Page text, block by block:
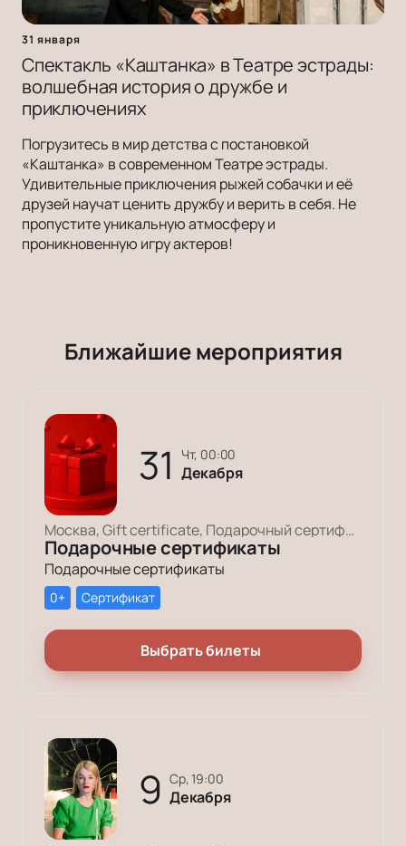
31 января
Спектакль «Каштанка» в Театре эстрады:
волшебная история о дружбе и
приключениях
Погрузитесь в мир детства с постановкой
«Каштанка» в современном Театре эстрады.
Удивительные приключения рыжей собачки и её
друзей научат ценить дружбу и верить в себя. Не
пропустите уникальную атмосферу и
проникновенную игру актеров!
Ближайшие мероприятия
31 чт, 00:00
Декабря
Москва, Gift certificate, Подарочный сертификат
Подарочные сертификаты
Подарочные сертификаты
0+ Сертификат
Выбрать билеты
9 ср, 19:00
Декабря